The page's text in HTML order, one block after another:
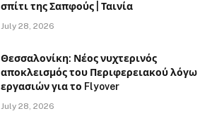
σπίτι της Σαπφούς | Ταινία
July 28, 2026
Θεσσαλονίκη: Νέος νυχτερινός
αποκλεισμός του Περιφερειακού λόγω
εργασιών για το Flyover
July 28, 2026